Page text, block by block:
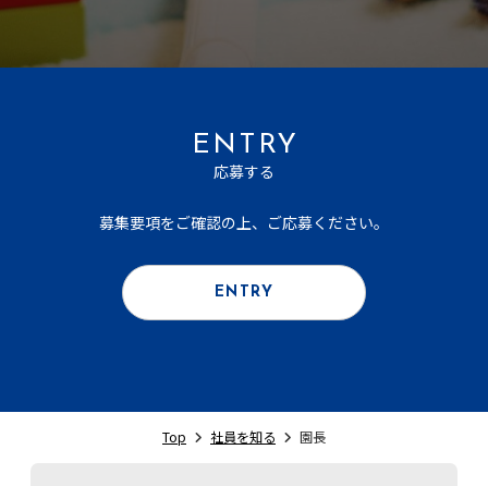
ENTRY
応募する
募集要項をご確認の上、ご応募ください。
ENTRY
Top 社員を知る 園長